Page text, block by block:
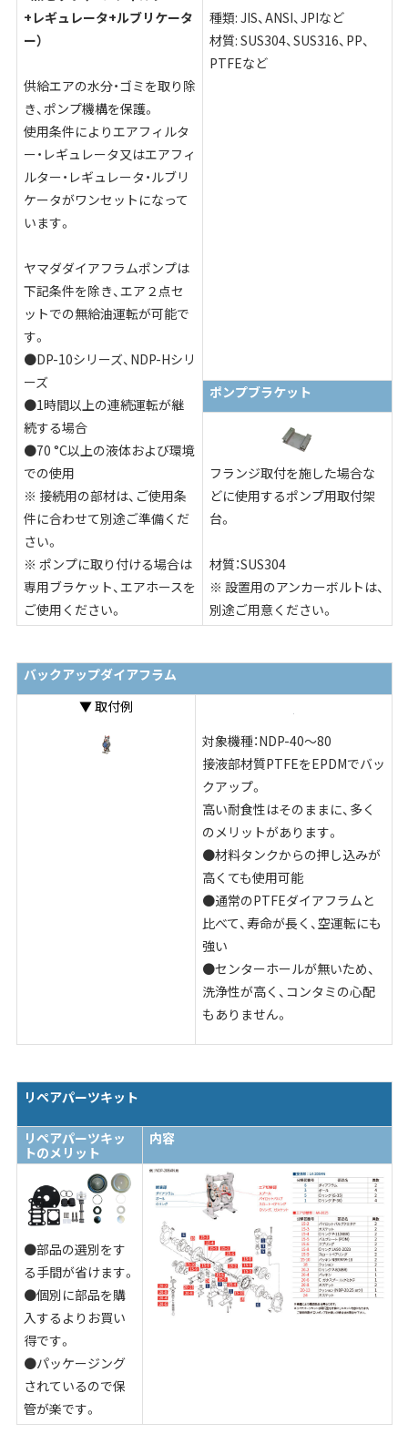
+レギュレータ+ルブリケータ
ー）
供給エアの水分・ゴミを取り除
き、ポンプ機構を保護。
使用条件によりエアフィルタ
ー・レギュレータ又はエアフィ
ルター・レギュレータ・ルブリ
ケータがワンセットになって
います。
ヤマダダイアフラムポンプは
下記条件を除き、エア２点セ
ットでの無給油運転が可能で
す。
●DP-10シリーズ、NDP-Hシリ
ーズ
●1時間以上の連続運転が継
続する場合
●70 °C以上の液体および環境
での使用
※ 接続用の部材は、ご使用条
件に合わせて別途ご準備くだ
さい。
※ ポンプに取り付ける場合は
専用ブラケット、エアホースを
ご使用ください。
種類: JIS、ANSI、JPIなど
材質: SUS304、SUS316、PP、
PTFEなど
ポンプブラケット
フランジ取付を施した場合な
どに使用するポンプ用取付架
台。
材質：SUS304
※ 設置用のアンカーボルトは、
別途ご用意ください。
バックアップダイアフラム
▼ 取付例
対象機種：NDP-40～80
接液部材質PTFEをEPDMでバッ
クアップ。
高い耐食性はそのままに、多く
のメリットがあります。
●材料タンクからの押し込みが
高くても使用可能
●通常のPTFEダイアフラムと
比べて、寿命が長く、空運転にも
強い
●センターホールが無いため、
洗浄性が高く、コンタミの心配
もありません。
リペアパーツキット
リペアパーツキッ
トのメリット
内容
●部品の選別をす
る手間が省けます。
●個別に部品を購
入するよりお買い
得です。
●パッケージング
されているので保
管が楽です。